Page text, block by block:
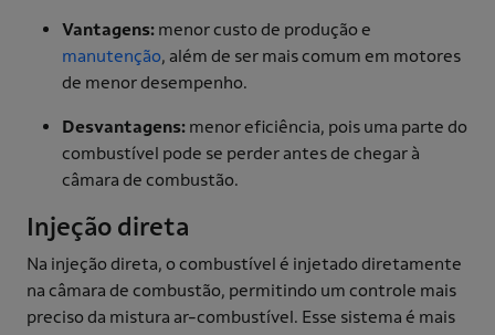
Vantagens: menor custo de produção e
manutenção, além de ser mais comum em motores
de menor desempenho.
Desvantagens: menor eficiência, pois uma parte do
combustível pode se perder antes de chegar à
câmara de combustão.
Injeção direta
Na injeção direta, o combustível é injetado diretamente
na câmara de combustão, permitindo um controle mais
preciso da mistura ar-combustível. Esse sistema é mais